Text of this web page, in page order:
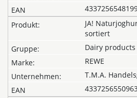
JA!
sortiert
Dairy products
REWE
T.M.A.